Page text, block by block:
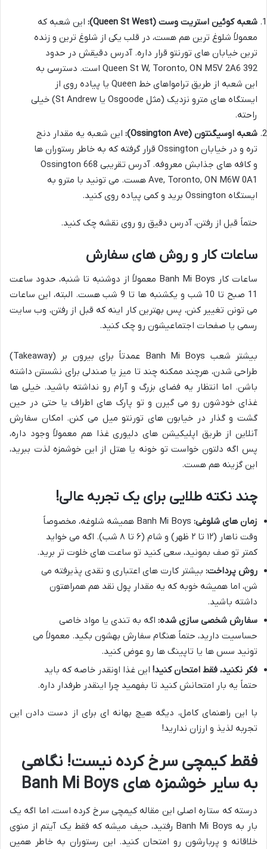
شعبه کوئین استریت وست (Queen St West):
این شعبه که
معمولاً شلوغ ترین هم هست، در قلب یکی از شلوغ ترین و زنده
ترین خیابان های تورنتو قرار داره. آدرس دقیقش در حدود
392 Queen St W, Toronto, ON M5V 2A6 است. دسترسی به
این شعبه از طریق ترامواهای خط Queen یا پیاده روی از
ایستگاه های مترو نزدیک (مثل Osgoode یا St Andrew) خیلی
راحته.
شعبه اوسیگنتون (Ossington Ave):
این شعبه یه مقدار دنج
تره و در خیابان Ossington قرار گرفته که به خاطر رستوران ها
و کافه های جذابش معروفه. آدرس تقریبی 668 Ossington
Ave, Toronto, ON M6W 0A1 هست. می تونید با مترو به
ایستگاه Ossington برید و کمی پیاده روی کنید.
حتماً قبل از رفتن، آدرس دقیق رو روی نقشه چک کنید.
ساعات کار و روش های سفارش
ساعات کار Banh Mi Boys معمولاً از دوشنبه تا شنبه، حدود ساعت
11 صبح تا 10 شب و یکشنبه ها تا 9 شب هست. البته، این ساعات
می تونن تغییر کنن، پس بهترین کار اینه که قبل از رفتن، وب سایت
رسمی یا صفحات اجتماعیشون رو چک کنید.
بیشتر شعب Banh Mi Boys عمدتاً برای بیرون بر (Takeaway)
طراحی شدن، هرچند ممکنه چند تا میز یا صندلی برای نشستن داشته
باشن. اما انتظار یه فضای بزرگ و آرام رو نداشته باشید. خیلی ها
غذای خودشون رو می گیرن و تو پارک های اطراف یا حتی در حین
گشت و گذار در خیابون های تورنتو میل می کنن. امکان سفارش
آنلاین از طریق اپلیکیشن های دلیوری غذا هم معمولاً وجود داره،
پس اگه دلتون خواست تو خونه یا هتل از این خوشمزه لذت ببرید،
این گزینه هم هست.
چند نکته طلایی برای یک تجربه عالی!
زمان های شلوغی:
Banh Mi Boys همیشه شلوغه، مخصوصاً
وقت ناهار (۱۲ تا ۲ ظهر) و شام (۶ تا ۸ شب). اگه می خواید
کمتر تو صف بمونید، سعی کنید تو ساعت های خلوت تر برید.
روش پرداخت: بیشتر کارت های اعتباری و نقدی پذیرفته می
شن، اما همیشه خوبه که یه مقدار پول نقد هم همراهتون
داشته باشید.
سفارش شخصی سازی شده: اگه به تندی یا مواد خاصی
حساسیت دارید، حتماً هنگام سفارش بهشون بگید. معمولاً می
تونید سس ها یا تاپینگ ها رو عوض کنید.
فکر نکنید، فقط امتحان کنید! این غذا اونقدر خاصه که باید
حتماً یه بار امتحانش کنید تا بفهمید چرا اینقدر طرفدار داره.
با این راهنمای کامل، دیگه هیچ بهانه ای برای از دست دادن این
تجربه لذیذ و ارزان ندارید!
فقط کیمچی سرخ کرده نیست! نگاهی
به سایر خوشمزه های Banh Mi Boys
درسته که ستاره اصلی این مقاله کیمچی سرخ کرده است، اما اگه یک
بار به Banh Mi Boys رفتید، حیف میشه که فقط یک آیتم از منوی
خلاقانه و پربارشون رو امتحان کنید. این رستوران به خاطر همین